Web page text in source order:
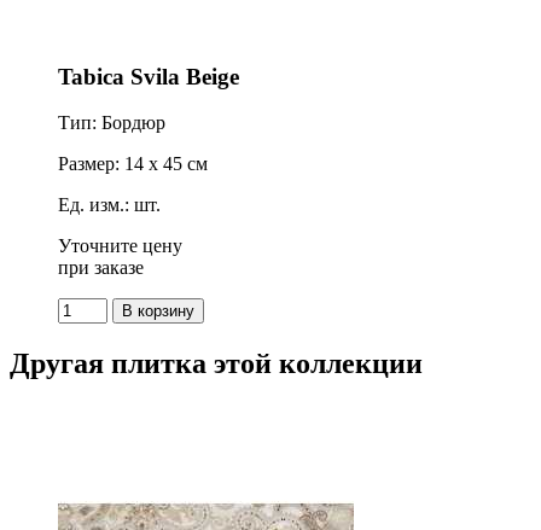
Tabica Svila Beige
Тип: Бордюр
Размер: 14 x 45 см
Ед. изм.: шт.
Уточните цену
при заказе
Другая плитка этой коллекции